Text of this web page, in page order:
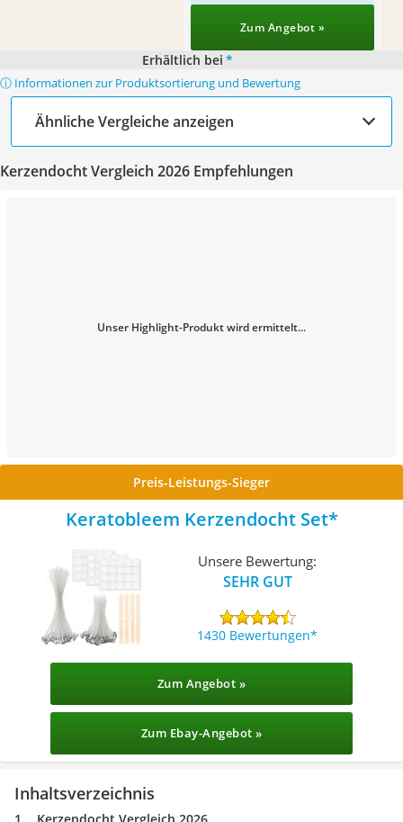
Zum Angebot »
Erhältlich bei *
ⓘ Informationen zur Produktsortierung und Bewertung
Ähnliche Vergleiche anzeigen
Kerzendocht Vergleich 2026 Empfehlungen
Unser Highlight-Produkt wird ermittelt...
Preis-Leistungs-Sieger
Keratobleem Kerzendocht Set
Unsere Bewertung:
SEHR GUT
1430 Bewertungen
Zum Angebot »
Zum Ebay-Angebot »
Inhaltsverzeichnis